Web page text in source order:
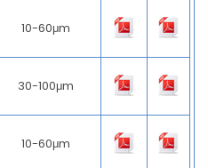
10-60μm
30-100μm
10-60μm